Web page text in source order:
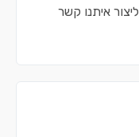
איתנו קשר